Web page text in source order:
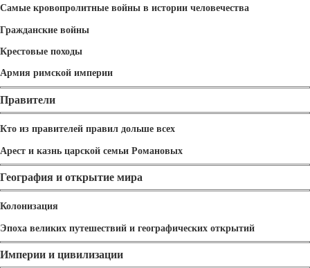
Самые кровопролитные войны в истории человечества
Гражданские войны
Крестовые походы
Армия римской империи
Правители
Кто из правителей правил дольше всех
Арест и казнь царской семьи Романовых
География и открытие мира
Колонизация
Эпоха великих путешествий и географических открытий
Империи и цивилизации